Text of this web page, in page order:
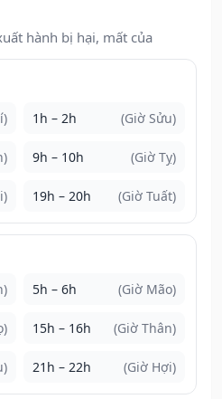
hành bị hại, mất của
1h – 2h (Giờ Sửu)
9h – 10h (Giờ Tỵ)
19h – 20h (Giờ Tuất)
5h – 6h (Giờ Mão)
15h – 16h (Giờ Thân)
21h – 22h (Giờ Hợi)